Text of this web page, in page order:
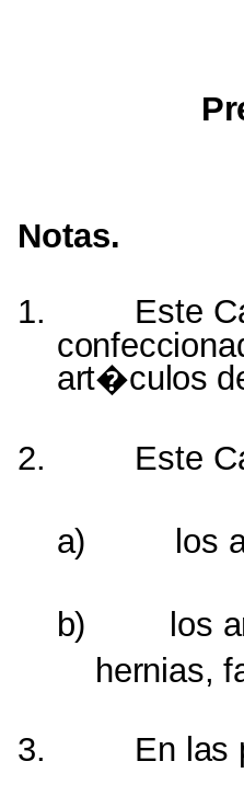
Notas.
1.
Este
art�culos
2. Este
a) los
b) los
hernias,
3. En las